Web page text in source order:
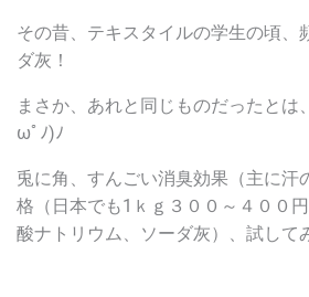
その昔、テキスタイルの学生の頃、
ダ灰！
まさか、あれと同じものだったとは
ωﾟﾉ)ﾉ
兎に角、すんごい消臭効果（主に汗
格（日本でも1ｋｇ３００～４００
酸ナトリウム、ソーダ灰）、試して